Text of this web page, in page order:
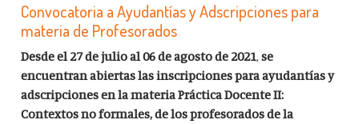
Convocatoria a Ayudantías y Adscripciones para
materia de Profesorados
Desde el 27 de julio al 06 de agosto de 2021,se
encuentran abiertas las inscripciones para ayudantías y
adscripciones en la materia Práctica Docente II:
Contextos no formales, de los profesorados de la